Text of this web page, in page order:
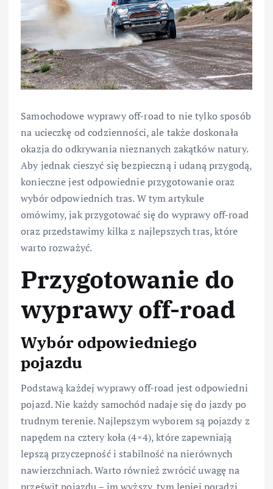
Samochodowe wyprawy off-road to nie tylko sposób
na ucieczkę od codzienności, ale także doskonała
okazja do odkrywania nieznanych zakątków natury.
Aby jednak cieszyć się bezpieczną i udaną przygodą,
konieczne jest odpowiednie przygotowanie oraz
wybór odpowiednich tras. W tym artykule
omówimy, jak przygotować się do wyprawy off-road
oraz przedstawimy kilka z najlepszych tras, które
warto rozważyć.
Przygotowanie do
wyprawy off-road
Wybór odpowiedniego
pojazdu
Podstawą każdej wyprawy off-road jest odpowiedni
pojazd. Nie każdy samochód nadaje się do jazdy po
trudnym terenie. Najlepszym wyborem są pojazdy z
napędem na cztery koła (4×4), które zapewniają
lepszą przyczepność i stabilność na nierównych
nawierzchniach. Warto również zwrócić uwagę na